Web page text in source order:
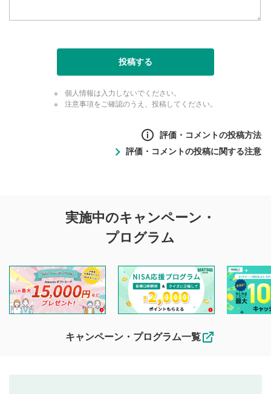
投稿する
個人情報は入力しないでください。
注意事項をご確認のうえ、投稿してください。
評価・コメントの投稿方法
評価・コメントの投稿に関する注意
投稿に関する注意
を目的として、各動画コンテンツに、評価およびコメントの
投稿ができます。利用者は以下の注意事項をご理解のうえ、
閲覧および投稿を行うものとしてください。
他の利用者が動画を視聴される際の参考になるコメントをお
待ちしております。
なお、投稿をもって、本注意事項に同意されたものとみなし
実施中のキャンペーン・
プログラム
キャンペーン・プログラム一覧